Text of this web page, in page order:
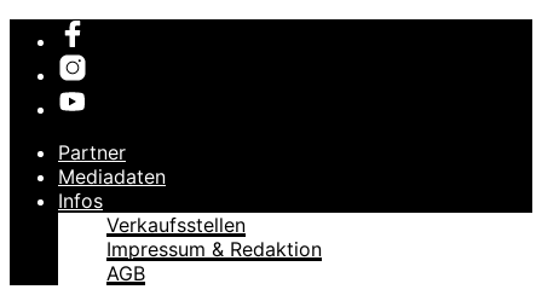
Partner
Mediadaten
Infos
Verkaufsstellen
Impressum & Redaktion
AGB